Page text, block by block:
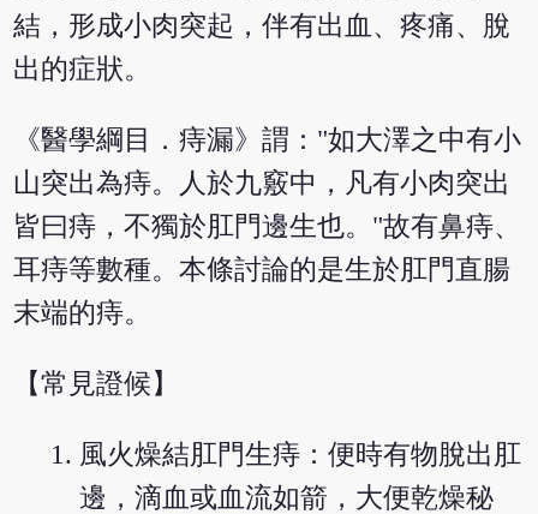
結，形成小肉突起，伴有出血、疼痛、脫
出的症狀。
《醫學綱目．痔漏》謂："如大澤之中有小
山突出為痔。人於九竅中，凡有小肉突出
皆曰痔，不獨於肛門邊生也。"故有鼻痔、
耳痔等數種。本條討論的是生於肛門直腸
末端的痔。
【常見證候】
風火燥結肛門生痔：便時有物脫出肛
邊，滴血或血流如箭，大便乾燥秘